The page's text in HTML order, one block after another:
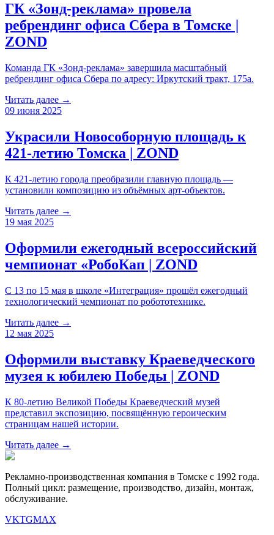
ГК «Зонд-реклама» провела
ребрендинг офиса Сбера в Томске |
ZOND
Команда ГК «Зонд-реклама» завершила масштабный
ребрендинг офиса Сбера по адресу: Иркутский тракт, 175а.
Читать далее →
09 июня 2025
Украсили Новособорную площадь к
421-летию Томска | ZOND
К 421-летию города преобразили главную площадь —
установили композицию из объёмных арт-объектов.
Читать далее →
19 мая 2025
Оформили ежегодный всероссийский
чемпионат «РобоКап | ZOND
С 13 по 15 мая в школе «Интеграция» прошёл ежегодный
технологический чемпионат по робототехнике.
Читать далее →
12 мая 2025
Оформили выставку Краеведческого
музея к юбилею Победы | ZOND
К 80-летию Великой Победы Краеведческий музей
представил экспозицию, посвящённую героическим
страницам нашей истории.
Читать далее →
Рекламно-производственная компания в Томске с 1992 года.
Полный цикл: размещение, производство, дизайн, монтаж,
обслуживание.
VKTGMAX